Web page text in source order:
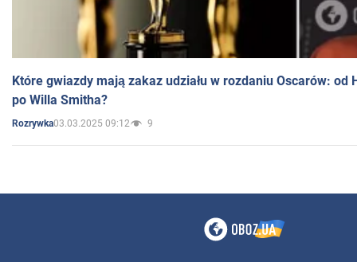
Które gwiazdy mają zakaz udziału w rozdaniu Oscarów: od
po Willa Smitha?
Rozrywka03.03.2025 09:12 9